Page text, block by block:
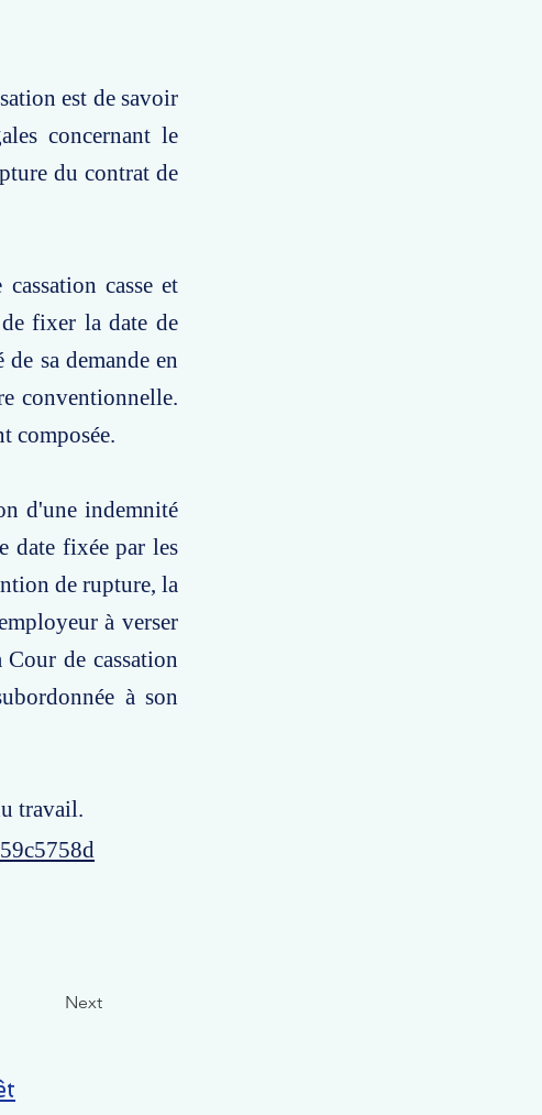
est de savoir
concernant le
du contrat de
casse et
fixer la date de
sa demande en
conventionnelle.
composée.
d'une indemnité
date fixée par les
de rupture, la
à verser
de cassation
à son
travail.
Next